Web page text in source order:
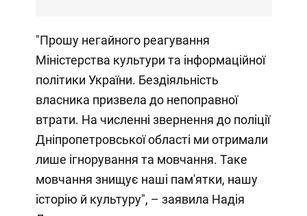
"Прошу негайного реагування
Міністерства культури та інформаційної
політики України. Бездіяльність
власника призвела до непоправної
втрати. На численні звернення до поліції
Дніпропетровської області ми отримали
лише ігнорування та мовчання. Таке
мовчання знищує наші пам'ятки, нашу
історію й культуру", – заявила Надія